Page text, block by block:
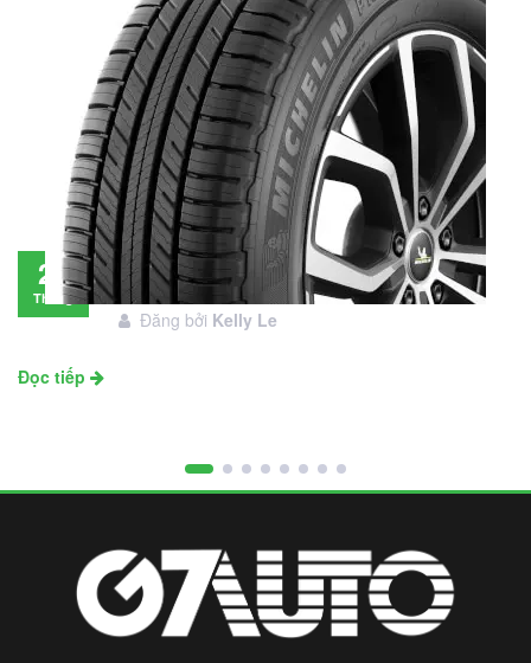
28
Tháng
Đánh giá lốp Michelin Primacy SUV: Đáng
đầu tư không?
Đăng bởi Kelly Le
Đọc tiếp